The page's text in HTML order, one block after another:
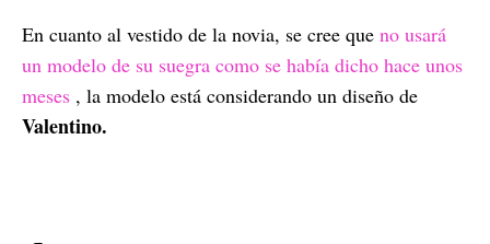
En cuanto al vestido de la novia, se cree que no usará
un modelo de su suegra como se había dicho hace unos
meses , la modelo está considerando un diseño de
Valentino.